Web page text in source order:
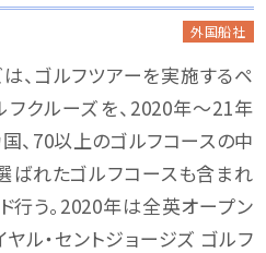
外国船社
は、ゴルフツアーを実施するペ
クルーズを、2020年～21年
、70以上のゴルフコースの中
ばれたゴルフコースも含まれ
行う。2020年は全英オープン
ル・セントジョージズ ゴルフ